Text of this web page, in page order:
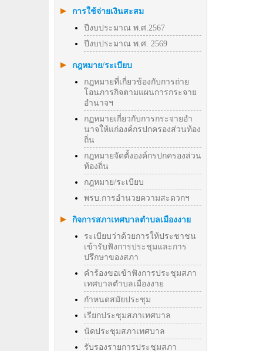
การใช้จ่ายเงินสะสม
ปีงบประมาณ พ.ศ.2567
ปีงบประมาณ พ.ศ. 2569
กฎหมาย/ระเบียบ
กฎหมายที่เกี่ยวข้องกับการถ่าย
โอนภารกิจตามแผนการกระจาย
อำนาจฯ
กฏหมายเกี่ยวกับการกระจายอำ
นาจให้แก่องค์กรปกครองส่วนท้อง
ถิ่น
กฎหมายจัดตั้งองค์กรปกครองส่วน
ท้องถิ่น
กฎหมาย/ระเบียบ
พรบ.การอำนวยความสะดวกฯ
กิจการสภาเทศบาลตำบลเมืองงาย
ระเบียบว่าด้วยการให้ประชาชน
เข้ารับฟังการประชุมและการ
ปรึกษาของสภา
คำร้องขอเข้าฟังการประชุมสภา
เทศบาลตำบลเมืองงาย
กำหนดสมัยประชุม
เรียกประชุมสภาเทศบาล
นัดประชุมสภาเทศบาล
รับรองรายการประชุมสภา